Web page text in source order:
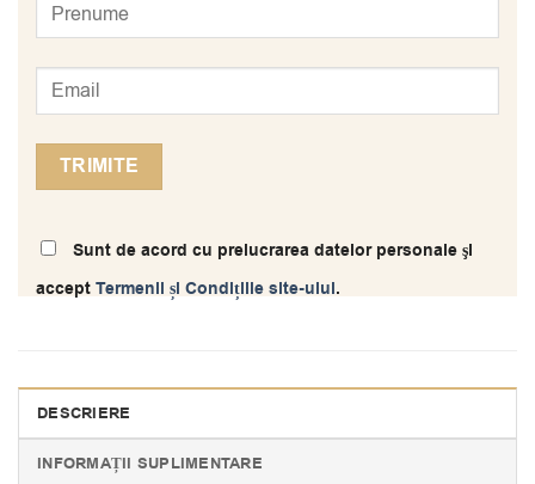
Sunt de acord cu prelucrarea datelor personale şi
acceptTermenii și Condițiile site-ului.
DESCRIERE
INFORMAȚII SUPLIMENTARE